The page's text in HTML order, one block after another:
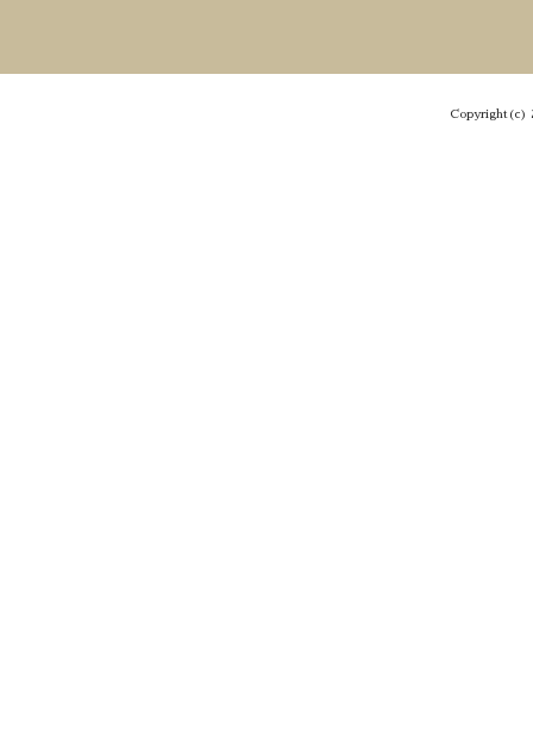
Copyright(c)